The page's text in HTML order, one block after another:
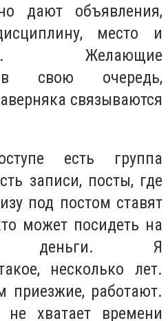
дают объявления,
место и
Желающие
в свою очередь,
связываются
есть группа
записи, посты, где
под постом ставят
может посидеть на
деньги. Я
несколько лет.
приезжие, работают.
хватает времени